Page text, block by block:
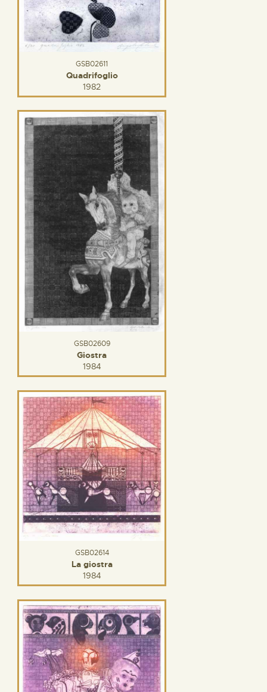
GSB02611
Quadrifoglio
1982
GSB02609
Giostra
1984
GSB02614
La giostra
1984